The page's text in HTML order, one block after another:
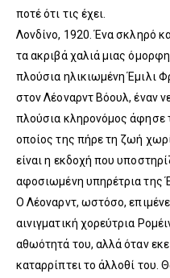
ποτέ ότι τις έχει.
Λονδίνο, 1920. Ένα σκληρό
τα ακριβά χαλιά μιας
πλούσια ηλικιωμένη Έμιλι
στον Λέοναρντ Βόουλ, έναν
πλούσια κληρονόμος άφησε
οποίος της πήρε τη ζωή
είναι η εκδοχή που
αφοσιωμένη υπηρέτρια της
Ο Λέοναρντ, ωστόσο,
αινιγματική χορεύτρια
αθωότητά του, αλλά όταν
καταρρίπτει το άλλοθί του.